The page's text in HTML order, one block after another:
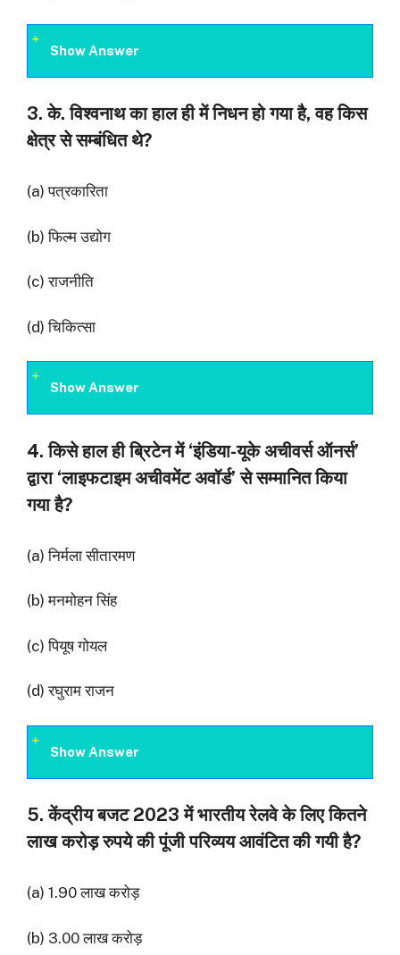
Show Answer
3. के. विश्वनाथ का हाल ही में निधन हो गया है, वह किस
क्षेत्र से सम्बंधित थे?
(a) पत्रकारिता
(b) फिल्म उद्योग
(c) राजनीति
(d) चिकित्सा
Show Answer
4. किसे हाल ही ब्रिटेन में ‘इंडिया-यूके अचीवर्स ऑनर्स’
द्वारा ‘लाइफटाइम अचीवमेंट अवॉर्ड’ से सम्मानित किया
गया है?
(a) निर्मला सीतारमण
(b) मनमोहन सिंह
(c) पियूष गोयल
(d) रघुराम राजन
Show Answer
5. केंद्रीय बजट 2023 में भारतीय रेलवे के लिए कितने
लाख करोड़ रुपये की पूंजी परिव्यय आवंटित की गयी है?
(a) 1.90 लाख करोड़
(b) 3.00 लाख करोड़